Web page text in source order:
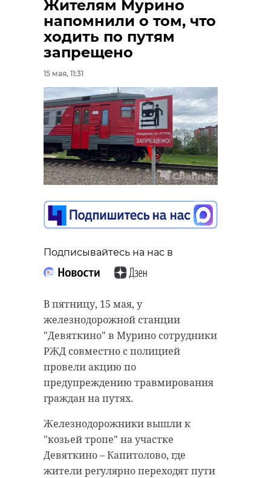
Жителям Мурино
напомнили о том, что
ходить по путям
запрещено
15 мая, 11:31
Подписывайтесь на нас в
В пятницу, 15 мая, у
железнодорожной станции
"Девяткино" в Мурино сотрудники
РЖД совместно с полицией
провели акцию по
предупреждению травмирования
граждан на путях.
Железнодорожники вышли к
"козьей тропе" на участке
Девяткино – Капитолово, где
жители регулярно переходят пути